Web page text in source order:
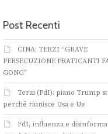
Post Recenti
CINA: TERZI “GRAVE
PERSECUZIONE PRATICANTI
GONG”
Terzi (FdI): piano Trump
perché riunisce Usa e Ue
FdI, influenza e